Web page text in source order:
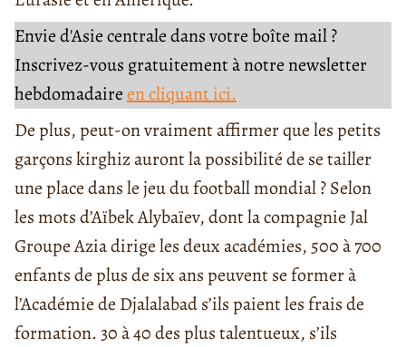
Envie d'Asie centrale dans votre boîte mail ?
Inscrivez-vous gratuitement à notre newsletter
hebdomadaireen cliquant ici.
De plus, peut-on vraiment affirmer que les petits
garçons kirghiz auront la possibilité de se tailler
une place dans le jeu du football mondial ? Selon
les mots d’Aïbek Alybaïev, dont la compagnie Jal
Groupe Azia dirige les deux académies, 500 à 700
enfants de plus de six ans peuvent se former à
l’Académie de Djalalabad s’ils paient les frais de
formation. 30 à 40 des plus talentueux, s’ils